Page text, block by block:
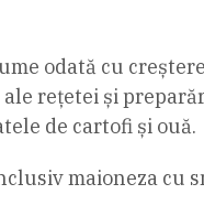
odată cu
rețetei și
de cartofi și ouă.
maioneza cu